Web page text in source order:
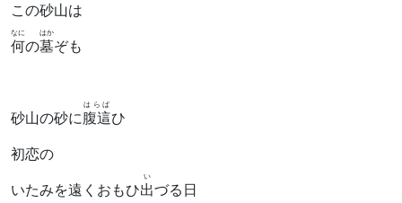
この砂山は
何
なに
の墓
はか
ぞも
砂山の砂に腹這
はらば
ひ
初恋の
いたみを遠くおもひ出
い
づる日